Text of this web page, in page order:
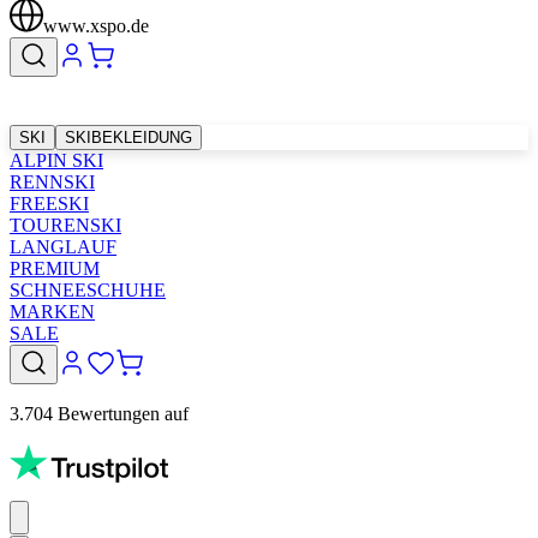
www.xspo.de
SKI SKIBEKLEIDUNG
ALPIN SKI
RENNSKI
FREESKI
TOURENSKI
LANGLAUF
PREMIUM
SCHNEESCHUHE
MARKEN
SALE
3.704 Bewertungen auf